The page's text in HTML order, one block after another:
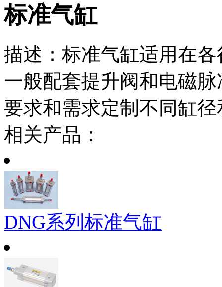
标准气缸
描述： 标准气缸适用在
一般配套提升阀和电磁
要求和需求定制不同缸
相关产品：
DNG系列标准气缸